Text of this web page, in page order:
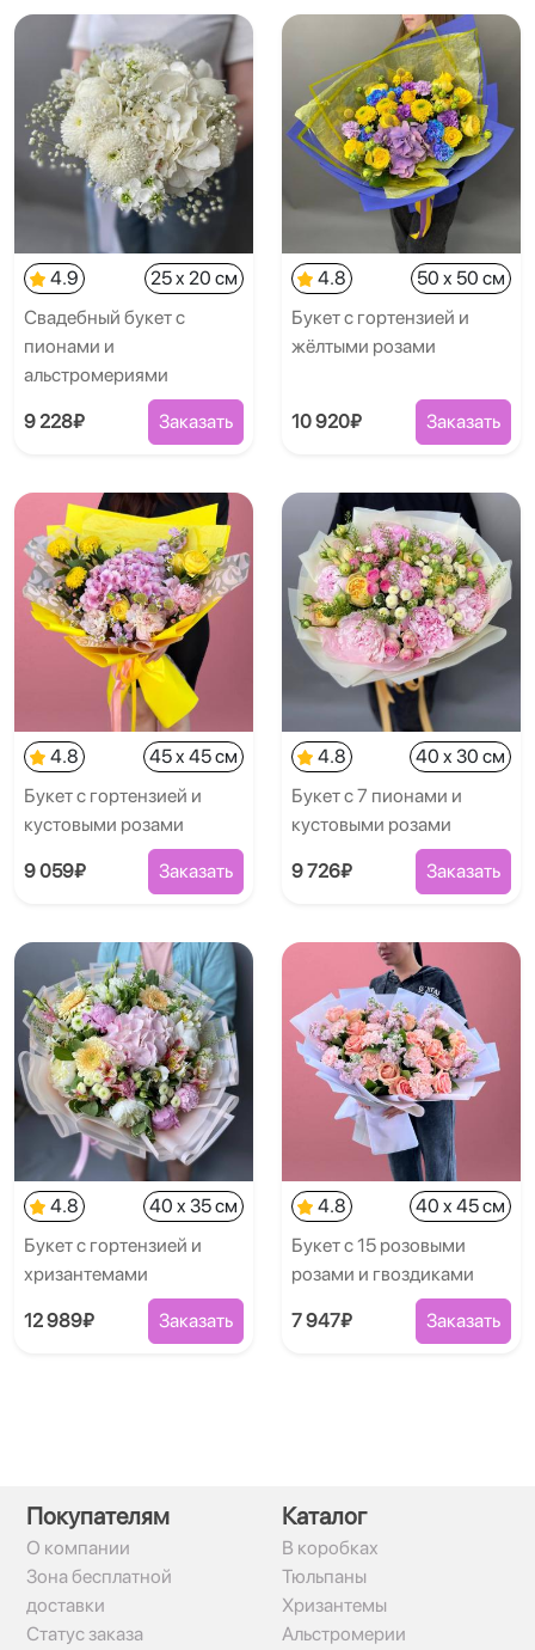
4.9
25 x 20 см
Свадебный букет с
пионами и
альстромериями
9 228₽ Заказать
4.8
50 x 50 см
Букет с гортензией и
жёлтыми розами
10 920₽ Заказать
4.8
45 x 45 см
Букет с гортензией и
кустовыми розами
9 059₽ Заказать
4.8
40 x 30 см
Букет с 7 пионами и
кустовыми розами
9 726₽ Заказать
4.8
40 x 35 см
Букет с гортензией и
хризантемами
12 989₽ Заказать
4.8
40 x 45 см
Букет с 15 розовыми
розами и гвоздиками
7 947₽ Заказать
Покупателям
О компании
Зона бесплатной
доставки
Статус заказа
Каталог
В коробках
Тюльпаны
Хризантемы
Альстромерии